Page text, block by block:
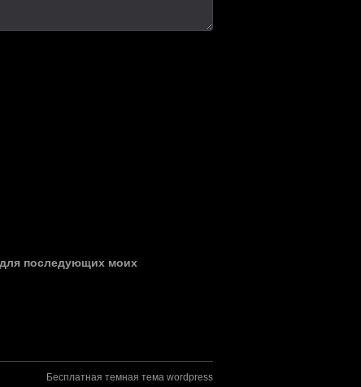
последующих моих
Бесплатная темная тема wordpress